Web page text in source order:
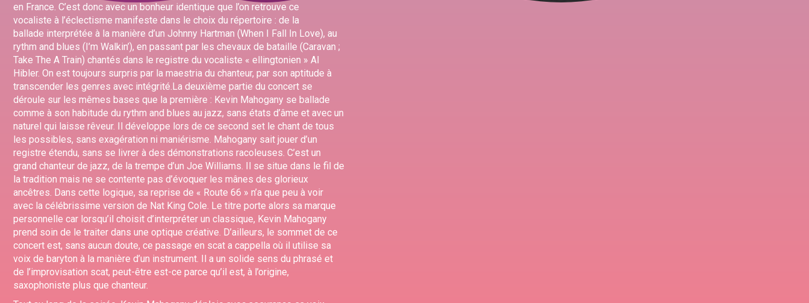
en France. C’est donc avec un bonheur identique que l’on retrouve ce
vocaliste à l’éclectisme manifeste dans le choix du répertoire : de la
ballade interprétée à la manière d’un Johnny Hartman (When I Fall In Love), au
rythm and blues (I’m Walkin’), en passant par les chevaux de bataille (Caravan ;
Take The A Train) chantés dans le registre du vocaliste « ellingtonien » Al
Hibler. On est toujours surpris par la maestria du chanteur, par son aptitude à
transcender les genres avec intégrité.La deuxième partie du concert se
déroule sur les mêmes bases que la première : Kevin Mahogany se ballade
comme à son habitude du rythm and blues au jazz, sans états d’âme et avec un
naturel qui laisse rêveur. Il développe lors de ce second set le chant de tous
les possibles, sans exagération ni maniérisme. Mahogany sait jouer d’un
registre étendu, sans se livrer à des démonstrations racoleuses. C’est un
grand chanteur de jazz, de la trempe d’un Joe Williams. Il se situe dans le fil de
la tradition mais ne se contente pas d’évoquer les mânes des glorieux
ancêtres. Dans cette logique, sa reprise de « Route 66 » n’a que peu à voir
avec la célébrissime version de Nat King Cole. Le titre porte alors sa marque
personnelle car lorsqu’il choisit d’interpréter un classique, Kevin Mahogany
prend soin de le traiter dans une optique créative. D’ailleurs, le sommet de ce
concert est, sans aucun doute, ce passage en scat a cappella où il utilise sa
voix de baryton à la manière d’un instrument. Il a un solide sens du phrasé et
de l’improvisation scat, peut-être est-ce parce qu’il est, à l’origine,
saxophoniste plus que chanteur.